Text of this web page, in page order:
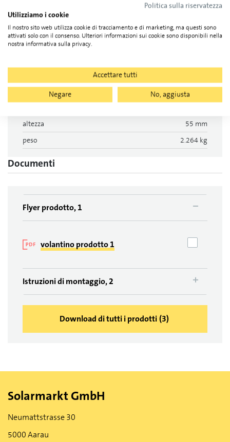
Categoria
Supporto di arresto
Lunghezza
223 mm
altezza
55 mm
peso
2.264 kg
Documenti
Flyer prodotto, 1
volantino prodotto 1
Istruzioni di montaggio, 2
Download di tutti i prodotti (3)
Solarmarkt GmbH
Neumattstrasse 30
5000 Aarau
Politica sulla riservatezza
Utilizziamo i cookie
Il nostro sito web utilizza cookie di tracciamento e di marketing, ma questi sono
attivati solo con il consenso. Ulteriori informazioni sui cookie sono disponibili nella
nostra informativa sulla privacy.
Accettare tutti
Negare
No, aggiusta